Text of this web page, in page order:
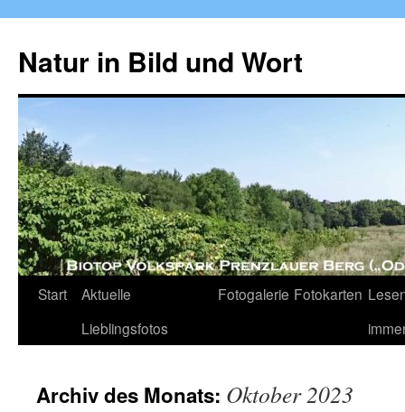
springen
Natur in Bild und Wort
Start
Aktuelle
Lieblingsfotos
Fotogalerie Fotokarten
Archiv des Monats: Oktober 2023